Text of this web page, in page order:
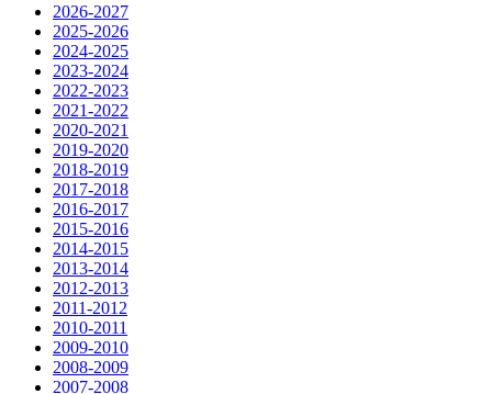
2026-2027
2025-2026
2024-2025
2023-2024
2022-2023
2021-2022
2020-2021
2019-2020
2018-2019
2017-2018
2016-2017
2015-2016
2014-2015
2013-2014
2012-2013
2011-2012
2010-2011
2009-2010
2008-2009
2007-2008